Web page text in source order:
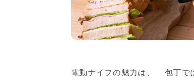
電動ナイフの魅力は、 包丁で